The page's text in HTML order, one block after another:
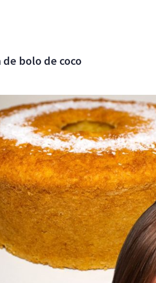
bolo de coco